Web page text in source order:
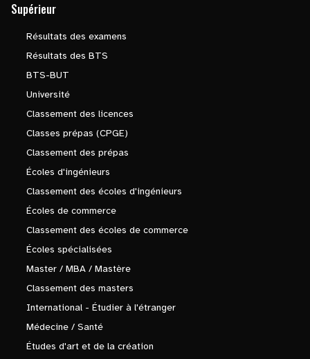
Supérieur
Résultats des examens
Résultats des BTS
BTS-BUT
Université
Classement des licences
Classes prépas (CPGE)
Classement des prépas
Écoles d'ingénieurs
Classement des écoles d'ingénieurs
Écoles de commerce
Classement des écoles de commerce
Écoles spécialisées
Master / MBA / Mastère
Classement des masters
International - Étudier à l'étranger
Médecine / Santé
Études d'art et de la création